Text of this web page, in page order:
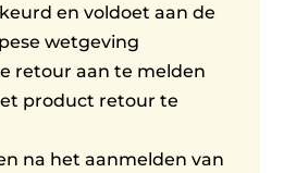
en voldoet aan de
wetgeving
retour aan te melden
product retour te
na het aanmelden van